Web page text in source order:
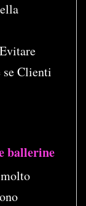
se Clienti
ballerine